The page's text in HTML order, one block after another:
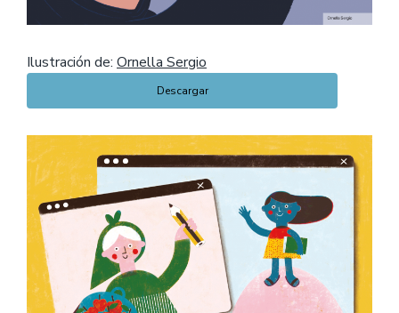
Ilustración de: Ornella Sergio
Descargar